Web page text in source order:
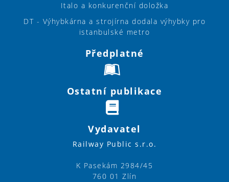
Italo a konkurenční doložka
DT - Výhybkárna a strojírna dodala výhybky pro
istanbulské metro
Předplatné
Ostatní publikace
Vydavatel
Railway Public s.r.o.
K Pasekám 2984/45
760 01 Zlín